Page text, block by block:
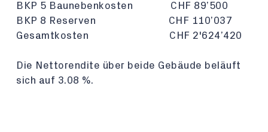
BKP 5 Baunebenkosten CHF 89’500
BKP 8 Reserven CHF 110’037
Gesamtkosten CHF 2'624’420
Die Nettorendite über beide Gebäude beläuft
sich auf 3.08 %.